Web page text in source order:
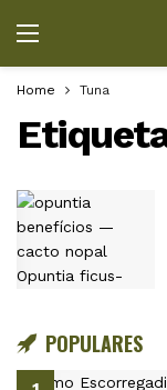
Home Tuna
POPULARES